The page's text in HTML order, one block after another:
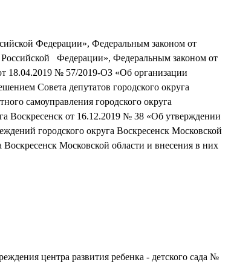
Федерации», Федеральным законом от
Федерации», Федеральным законом от
18.04.2019 № 57/2019-ОЗ «Об организации
Совета депутатов городского округа
самоуправления городского округа
Воскресенск от 16.12.2019 № 38 «Об утверждении
городского округа Воскресенск Московской
Московской области и внесения в них
центра развития ребенка - детского сада №